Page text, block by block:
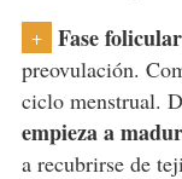
+ Fase folicular
preovulación.
ciclo menstrual.
empieza a
a recubrirse de